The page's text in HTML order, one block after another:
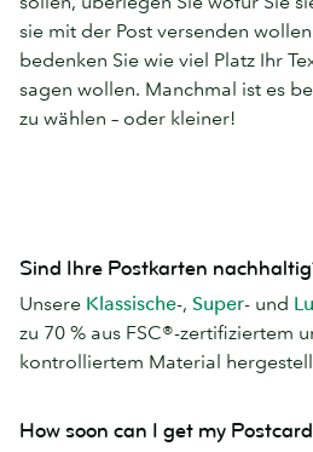
sie mit der Post versenden
bedenken Sie wie viel Platz Ihr
sagen wollen. Manchmal ist es
zu wählen – oder kleiner!
Sind Ihre Postkarten
Unsere Klassische-, Super- und
zu 70 % aus FSC®-zertifiziertem
kontrolliertem Material
How soon can I get my